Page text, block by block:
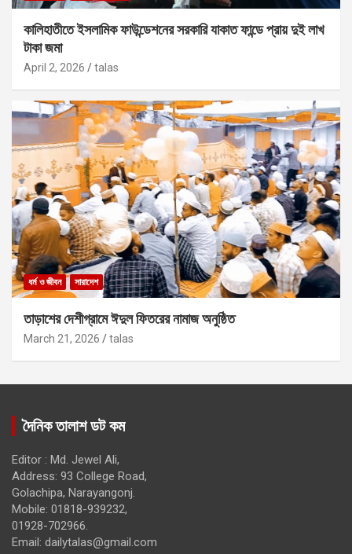
কালিহাতীতে ইসলামিক ফাউন্ডেশনের সরকারি যাকাত ফান্ডে প্রায় দুই লাখ
টাকা জমা
April 2, 2026 talas
ধর্ম ও জীবন সারাদেশ
তাড়াশের দেশীগ্রামে ঈদুল ফিতরের নামাজ অনুষ্ঠিত
March 21, 2026 talas
দৈনিক তালাশ ডট কম
Editor : Md. Jewel Ali,
Address: 93 College Road,
Golachipa, Narayangonj.
Mobile: 01818-939232,
01928-702966.
Email: dailytalas@gmail.com